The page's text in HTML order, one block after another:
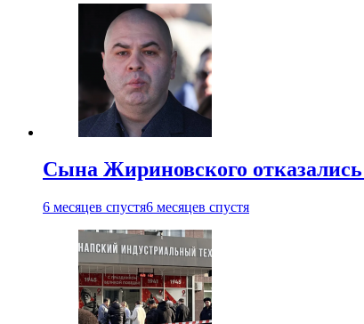
Сына Жириновского
6 месяцев спустя6 месяцев спустя